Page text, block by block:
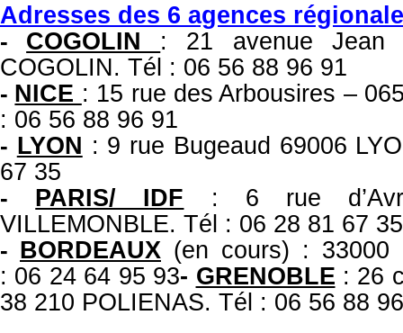
Adresses des 6 agences
- COGOLIN : 21 avenue Jean
COGOLIN. Tél : 06 56 88 96 91
- NICE : 15 rue des Arbousires –
: 06 56 88 96 91
- LYON : 9 rue Bugeaud 69006
67 35
- PARIS/ IDF : 6 rue
VILLEMONBLE. Tél : 06 28 81 67 35
- BORDEAUX (en cours) : 33000
: 06 24 64 95 93- GRENOBLE : 26
38 210 POLIENAS. Tél : 06 56 88